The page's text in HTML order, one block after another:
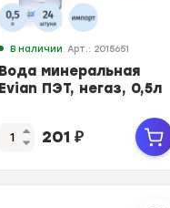
В наличии Арт.: 2015651
Вода минеральная
Evian ПЭТ, негаз, 0,5л
201 ₽